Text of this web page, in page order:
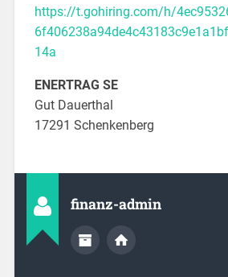
https://t.gohiring.com/h/
14a
ENERTRAG SE
Gut Dauerthal
17291 Schenkenberg
finanz-admin